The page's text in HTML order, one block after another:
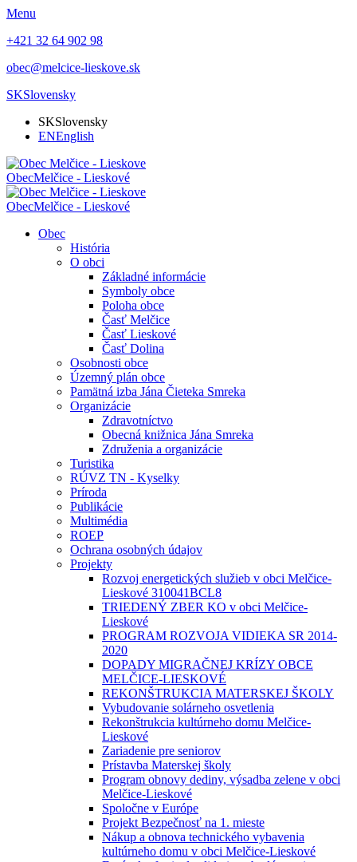
Menu
+421 32 64 902 98
obec@melcice-lieskove.sk
SKSlovensky
SKSlovensky
ENEnglish
ObecMelčice - Lieskové
ObecMelčice - Lieskové
Obec
História
O obci
Základné informácie
Symboly obce
Poloha obce
Časť Melčice
Časť Lieskové
Časť Dolina
Osobnosti obce
Územný plán obce
Pamätná izba Jána Čieteka Smreka
Organizácie
Zdravotníctvo
Obecná knižnica Jána Smreka
Združenia a organizácie
Turistika
RÚVZ TN - Kyselky
Príroda
Publikácie
Multimédia
ROEP
Ochrana osobných údajov
Projekty
Rozvoj energetických služieb v obci Melčice-
Lieskové 310041BCL8
TRIEDENÝ ZBER KO v obci Melčice-
Lieskové
PROGRAM ROZVOJA VIDIEKA SR 2014-
2020
DOPADY MIGRAČNEJ KRÍZY OBCE
MELČICE-LIESKOVÉ
REKONŠTRUKCIA MATERSKEJ ŠKOLY
Vybudovanie solárneho osvetlenia
Rekonštrukcia kultúrneho domu Melčice-
Lieskové
Zariadenie pre seniorov
Prístavba Materskej školy
Program obnovy dediny, výsadba zelene v obci
Melčice-Lieskové
Spoločne v Európe
Projekt Bezpečnosť na 1. mieste
Nákup a obnova technického vybavenia
kultúrneho domu v obci Melčice-Lieskové